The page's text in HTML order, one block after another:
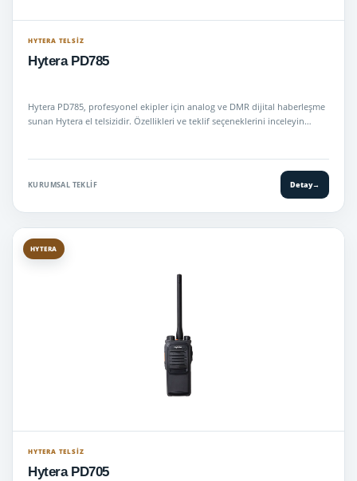
HYTERA TELSIZ
Hytera PD785
Hytera PD785, profesyonel ekipler için analog ve DMR dijital haberleşme
sunan Hytera el telsizidir. Özellikleri ve teklif seçeneklerini inceleyin…
KURUMSAL TEKLIF Detay→
HYTERA
HYTERA TELSIZ
Hytera PD705